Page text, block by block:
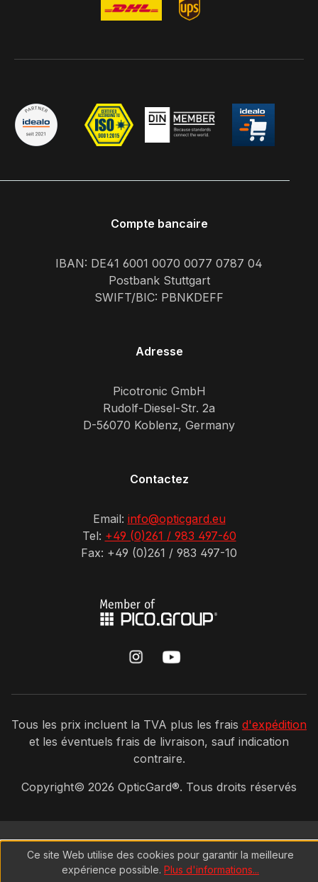
Compte bancaire
IBAN: DE41 6001 0070 0077 0787 04
Postbank Stuttgart
SWIFT/BIC: PBNKDEFF
Adresse
Picotronic GmbH
Rudolf-Diesel-Str. 2a
D-56070 Koblenz, Germany
Contactez
Email: info@opticgard.eu
Tel: +49 (0)261 / 983 497-60
Fax: +49 (0)261 / 983 497-10
Tous les prix incluent la TVA plus les frais d'expédition
et les éventuels frais de livraison, sauf indication
contraire.
Copyright© 2026 OpticGard®. Tous droits réservés
Ce site Web utilise des cookies pour garantir la meilleure
expérience possible. Plus d'informations...